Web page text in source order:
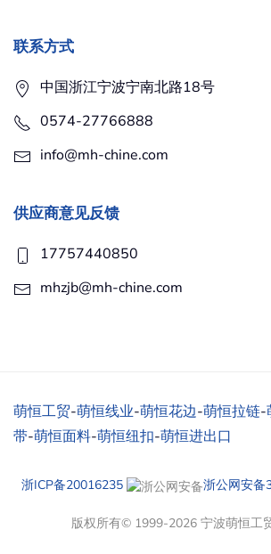
联系方式
中国浙江宁波宁南北路18号
0574-27766888
info@mh-chine.com
供应商意见反馈
17757440850
mhzjb@mh-chine.com
萌恒工贸-萌恒线业-萌恒花边-萌恒拉链-
带-萌恒面料-萌恒纽扣-萌恒进出口
浙ICP备20016235 浙公网安备
版权所有© 1999-2026 宁波萌恒工